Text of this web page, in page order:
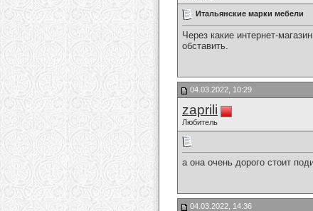
Итальянские марки мебели
Через какие интернет-
обставить.
04.03.2022, 10:29
zaprili
Любитель
а она очень дорого стоит
04.03.2022, 14:36